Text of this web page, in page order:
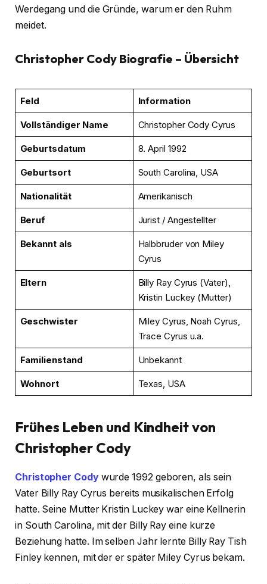
Werdegang und die Gründe, warum er den Ruhm
meidet.
Christopher Cody Biografie – Übersicht
Feld Information
Vollständiger Name Christopher Cody Cyrus
Geburtsdatum 8. April 1992
Geburtsort South Carolina, USA
Nationalität Amerikanisch
Beruf Jurist / Angestellter
Bekannt als
Halbbruder von Miley
Cyrus
Eltern
Billy Ray Cyrus (Vater),
Kristin Luckey (Mutter)
Geschwister
Miley Cyrus, Noah Cyrus,
Trace Cyrus u.a.
Familienstand Unbekannt
Wohnort Texas, USA
Frühes Leben und Kindheit von
Christopher Cody
Christopher Codywurde 1992 geboren, als sein
Vater Billy Ray Cyrus bereits musikalischen Erfolg
hatte. Seine Mutter Kristin Luckey war eine Kellnerin
in South Carolina, mit der Billy Ray eine kurze
Beziehung hatte. Im selben Jahr lernte Billy Ray Tish
Finley kennen, mit der er später Miley Cyrus bekam.